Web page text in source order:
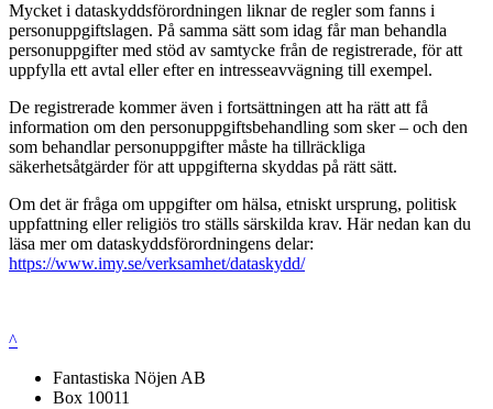
Mycket i dataskyddsförordningen liknar de regler som fanns i
personuppgiftslagen. På samma sätt som idag får man behandla
personuppgifter med stöd av samtycke från de registrerade, för att
uppfylla ett avtal eller efter en intresseavvägning till exempel.
De registrerade kommer även i fortsättningen att ha rätt att få
information om den personuppgiftsbehandling som sker – och den
som behandlar personuppgifter måste ha tillräckliga
säkerhetsåtgärder för att uppgifterna skyddas på rätt sätt.
Om det är fråga om uppgifter om hälsa, etniskt ursprung, politisk
uppfattning eller religiös tro ställs särskilda krav. Här nedan kan du
läsa mer om dataskyddsförordningens delar:
https://www.imy.se/verksamhet/dataskydd/
^
Fantastiska Nöjen AB
Box 10011